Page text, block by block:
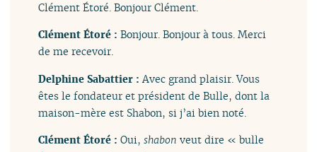
Clément Étoré. Bonjour Clément.
Clément Étoré :Bonjour. Bonjour à tous. Merci
de me recevoir.
Delphine Sabattier :Avec grand plaisir. Vous
êtes le fondateur et président de Bulle, dont la
maison-mère est Shabon, si j’ai bien noté.
Clément Étoré :Oui,shabon veut dire « bulle